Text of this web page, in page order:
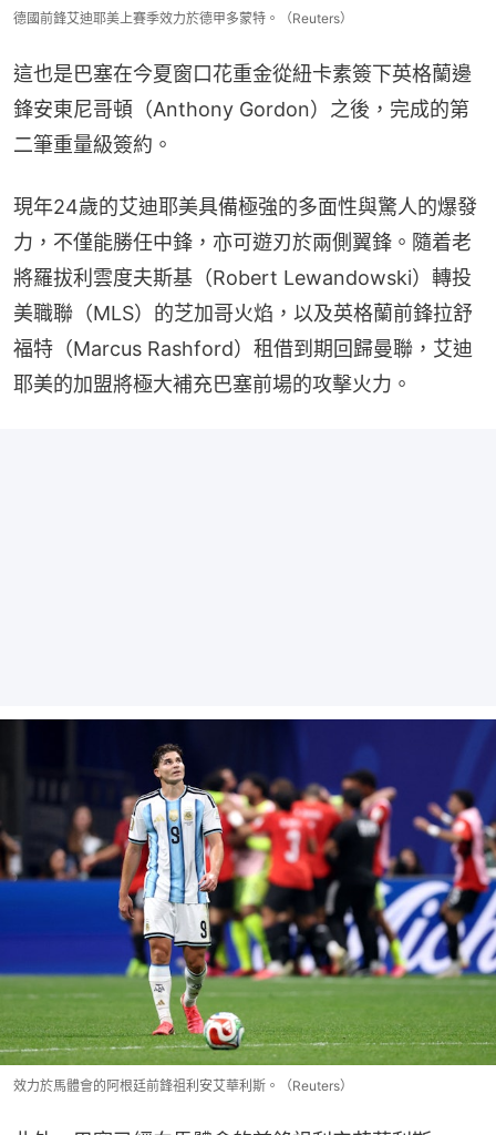
德國前鋒艾迪耶美上賽季效力於德甲多蒙特。（Reuters）
這也是巴塞在今夏窗口花重金從紐卡素簽下英格蘭邊
鋒安東尼哥頓（Anthony Gordon）之後，完成的第
二筆重量級簽約。
現年24歲的艾迪耶美具備極強的多面性與驚人的爆發
力，不僅能勝任中鋒，亦可遊刃於兩側翼鋒。隨着老
將羅拔利雲度夫斯基（Robert Lewandowski）轉投
美職聯（MLS）的芝加哥火焰，以及英格蘭前鋒拉舒
福特（Marcus Rashford）租借到期回歸曼聯，艾迪
耶美的加盟將極大補充巴塞前場的攻擊火力。
效力於馬體會的阿根廷前鋒祖利安艾華利斯。（Reuters）